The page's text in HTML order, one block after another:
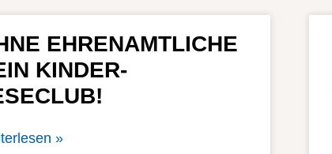
EHRENAMTLICHE
KINDER-
»